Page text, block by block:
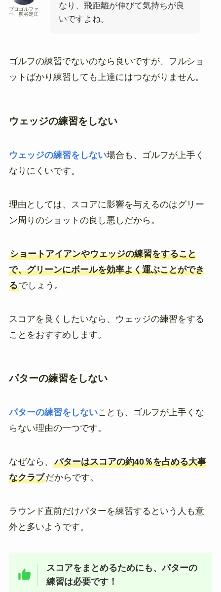
プロゴルファ
ー 熊谷定江
なり、飛距離が伸びて気持ちが良
いですよね。
ゴルフの練習でないのなら良いですが、フルショ
ットばかり練習しても上達にはつながりません。
ウェッジの練習をしない
ウェッジの練習をしない場合も、ゴルフが上手く
なりにくいです。
理由としては、スコアに影響を与えるのはグリー
ン周りのショットの良し悪しだから。
ショートアイアンやウェッジの練習をすること
で、グリーンにボールを効率よく運ぶことができ
るでしょう。
スコアを良くしたいなら、ウェッジの練習をする
ことをおすすめします。
パターの練習をしない
パターの練習をしないことも、ゴルフが上手くな
らない理由の一つです。
なぜなら、 パターはスコアの約40％を占める大事
なクラブだからです。
ラウンド直前だけパターを練習するという人も意
外と多いようです。
スコアをまとめるためにも、パターの
練習は必要です！